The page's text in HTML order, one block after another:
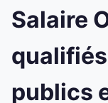
Salaire
publics